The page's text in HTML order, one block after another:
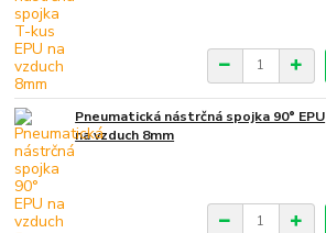
Pneumatická nástrčná spojka 90° EPU
na vzduch 8mm